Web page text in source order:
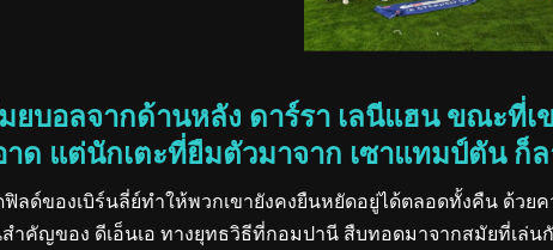
ยบอลจากด้านหลัง ดาร์รา เลนีแฮน ขณะที่
าด แต่นักเตะที่ยืมตัวมาจาก เซาแทมป์ตัน ก็
ด์ของเบิร์นลี่ย์ทำให้พวกเขายังคงยืนหยัดอยู่ได้ตลอดทั้งคืน ด้วย
ำคัญของ ดีเอ็นเอ ทางยุทธวิธีที่กอมปานี สืบทอดมาจากสมัยที่เล่